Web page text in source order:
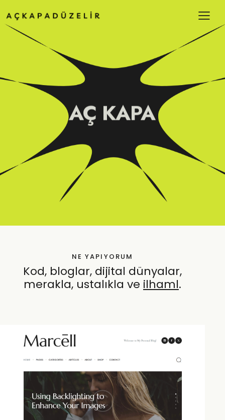
AÇ KAPA
NE YAPIYORUM
Kod, bloglar, dijital dünyalar,
merakla, ustalıkla veözen.